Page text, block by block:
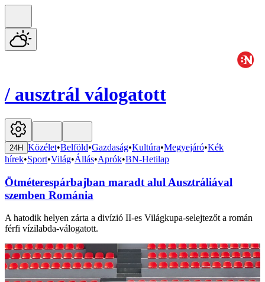
/ ausztrál válogatott
24H Közélet•Belföld•Gazdaság•Kultúra•Megyejáró•Kék
hírek•Sport•Világ•Állás•Aprók•BN-Hetilap
Ötméterespárbajban maradt alul Ausztráliával
szemben Románia
A hatodik helyen zárta a divízió II-es Világkupa-selejtezőt a román
férfi vízilabda-válogatott.